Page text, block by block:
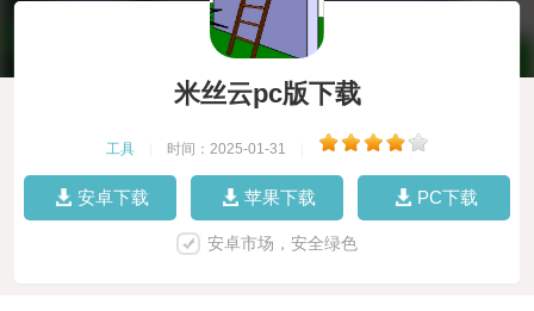
米丝云pc版下载
工具 时间：2025-01-31
安卓下载 苹果下载 PC下载
安卓市场，安全绿色